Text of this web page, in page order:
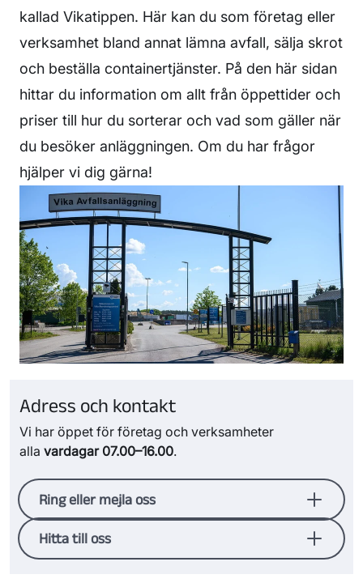
kallad Vikatippen. Här kan du som företag eller
verksamhet bland annat lämna avfall, sälja skrot
och beställa containertjänster. På den här sidan
hittar du information om allt från öppettider och
priser till hur du sorterar och vad som gäller när
du besöker anläggningen. Om du har frågor
hjälper vi dig gärna!
Adress och kontakt
Vi har öppet för företag och verksamheter
alla vardagar 07.00–16.00.
Ring eller mejla oss
Kontakta oss om du har frågor om priser eller
vill ha rådgivning kring avfallshantering,
Hitta till oss